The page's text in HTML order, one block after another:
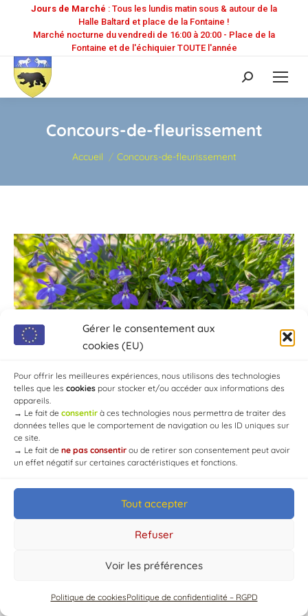
Gérer le consentement aux
cookies (EU)
Pour offrir les meilleures expériences, nous utilisons des technologies
telles que les cookies pour stocker et/ou accéder aux informations des
appareils.
→ Le fait de consentir à ces technologies nous permettra de traiter des
données telles que le comportement de navigation ou les ID uniques sur
ce site.
→ Le fait de ne pas consentir ou de retirer son consentement peut avoir
un effet négatif sur certaines caractéristiques et fonctions.
Tout accepter
Refuser
Voir les préférences
Politique de cookiesPolitique de confidentialité – RGPD
Jours de Marché : Tous les lundis matin sous & autour de la
Halle Baltard et place de la Fontaine !
Marché nocturne du vendredi de 16:00 à 20:00 - Place de la
Fontaine et de l'échiquier TOUTE l'année
Recherche
:
Concours-de-fleurissement
Vous êtes ici :
Accueil Concours-de-fleurissement
© Mairie de Chaource [2004-2024] | Tous droits réservés.